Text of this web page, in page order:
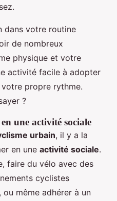
dans votre routine
de nombreux
physique et votre
activité facile à adopter
propre rythme.
?
une activité sociale
urbain, il y a la
en une activité sociale.
faire du vélo avec des
cyclistes
même adhérer à un